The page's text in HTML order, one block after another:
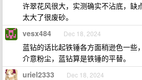
许翠花风很大，实测确实不沾底，缺
太大了很废砂。
vesx484 Dec 18, 2024
蓝钻的话比起铁锤各方面稍逊色一些
介意粉尘，蓝钻算是铁锤的平替。
uriel2333 Dec 18, 2024